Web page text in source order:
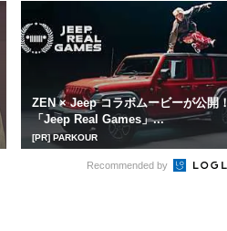
ZEN × Jeep コラボムービーが公開！
「Jeep Real Games」...
[PR] PARKOUR
Recommended by